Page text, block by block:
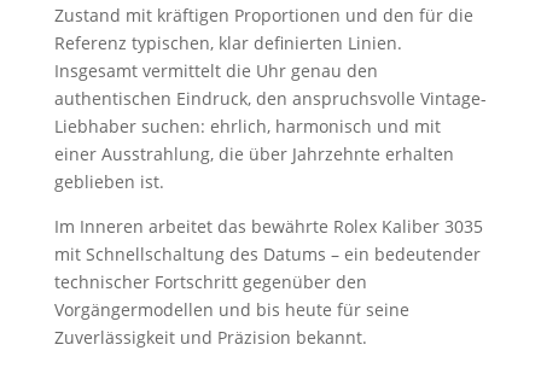
Zustand mit kräftigen Proportionen und den für die
Referenz typischen, klar definierten Linien.
Insgesamt vermittelt die Uhr genau den
authentischen Eindruck, den anspruchsvolle Vintage-
Liebhaber suchen: ehrlich, harmonisch und mit
einer Ausstrahlung, die über Jahrzehnte erhalten
geblieben ist.
Im Inneren arbeitet das bewährte Rolex Kaliber 3035
mit Schnellschaltung des Datums – ein bedeutender
technischer Fortschritt gegenüber den
Vorgängermodellen und bis heute für seine
Zuverlässigkeit und Präzision bekannt.